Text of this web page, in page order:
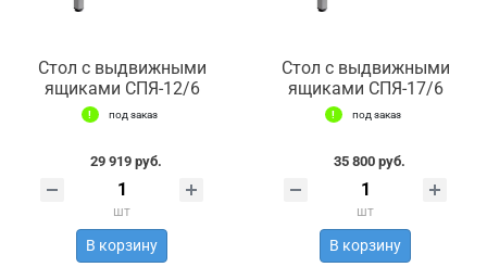
Стол с выдвижными
ящиками СПЯ-12/6
под заказ
29 919 руб.
шт
В корзину
Стол с выдвижными
ящиками СПЯ-17/6
под заказ
35 800 руб.
шт
В корзину